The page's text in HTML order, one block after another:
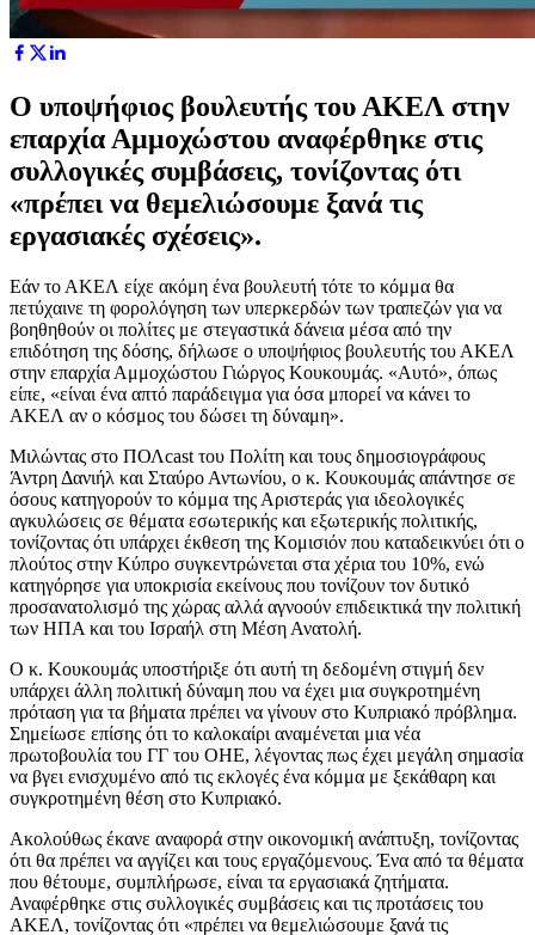
Ο υποψήφιος βουλευτής του ΑΚΕΛ στην
επαρχία Αμμοχώστου αναφέρθηκε στις
συλλογικές συμβάσεις, τονίζοντας ότι
«πρέπει να θεμελιώσουμε ξανά τις
εργασιακές σχέσεις».
Εάν το ΑΚΕΛ είχε ακόμη ένα βουλευτή τότε το κόμμα θα
πετύχαινε τη φορολόγηση των υπερκερδών των τραπεζών για να
βοηθηθούν οι πολίτες με στεγαστικά δάνεια μέσα από την
επιδότηση της δόσης, δήλωσε ο υποψήφιος βουλευτής του ΑΚΕΛ
στην επαρχία Αμμοχώστου Γιώργος Κουκουμάς. «Αυτό», όπως
είπε, «είναι ένα απτό παράδειγμα για όσα μπορεί να κάνει το
ΑΚΕΛ αν ο κόσμος του δώσει τη δύναμη».
Μιλώντας στο ΠΟΛcast του Πολίτη και τους δημοσιογράφους
Άντρη Δανιήλ και Σταύρο Αντωνίου, ο κ. Κουκουμάς απάντησε σε
όσους κατηγορούν το κόμμα της Αριστεράς για ιδεολογικές
αγκυλώσεις σε θέματα εσωτερικής και εξωτερικής πολιτικής,
τονίζοντας ότι υπάρχει έκθεση της Κομισιόν που καταδεικνύει ότι ο
πλούτος στην Κύπρο συγκεντρώνεται στα χέρια του 10%, ενώ
κατηγόρησε για υποκρισία εκείνους που τονίζουν τον δυτικό
προσανατολισμό της χώρας αλλά αγνοούν επιδεικτικά την πολιτική
των ΗΠΑ και του Ισραήλ στη Μέση Ανατολή.
Ο κ. Κουκουμάς υποστήριξε ότι αυτή τη δεδομένη στιγμή δεν
υπάρχει άλλη πολιτική δύναμη που να έχει μια συγκροτημένη
πρόταση για τα βήματα πρέπει να γίνουν στο Κυπριακό πρόβλημα.
Σημείωσε επίσης ότι το καλοκαίρι αναμένεται μια νέα
πρωτοβουλία του ΓΓ του ΟΗΕ, λέγοντας πως έχει μεγάλη σημασία
να βγει ενισχυμένο από τις εκλογές ένα κόμμα με ξεκάθαρη και
συγκροτημένη θέση στο Κυπριακό.
Ακολούθως έκανε αναφορά στην οικονομική ανάπτυξη, τονίζοντας
ότι θα πρέπει να αγγίζει και τους εργαζόμενους. Ένα από τα θέματα
που θέτουμε, συμπλήρωσε, είναι τα εργασιακά ζητήματα.
Αναφέρθηκε στις συλλογικές συμβάσεις και τις προτάσεις του
ΑΚΕΛ, τονίζοντας ότι «πρέπει να θεμελιώσουμε ξανά τις